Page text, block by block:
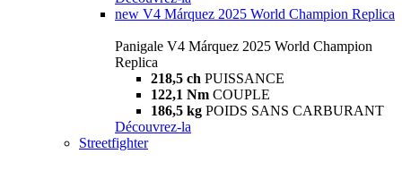
new V4 Márquez 2025 World Champion Replica
Panigale V4 Márquez 2025 World Champion
Replica
218,5 ch PUISSANCE
122,1 Nm COUPLE
186,5 kg POIDS SANS CARBURANT
Découvrez-la
Streetfighter